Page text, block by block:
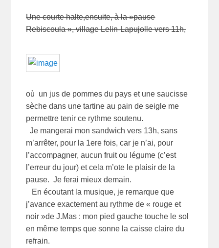
Une courte halte,ensuite, à la »pause
Rebiscoula », village Lelin-Lapujolle vers 11h,
où un jus de pommes du pays et une saucisse
sèche dans une tartine au pain de seigle me
permettre tenir ce rythme soutenu.
Je mangerai mon sandwich vers 13h, sans
m’arrêter, pour la 1ere fois, car je n’ai, pour
l’accompagner, aucun fruit ou légume (c’est
l’erreur du jour) et cela m’ote le plaisir de la
pause. Je ferai mieux demain.
En écoutant la musique, je remarque que
j’avance exactement au rythme de « rouge et
noir »de J.Mas : mon pied gauche touche le sol
en même temps que sonne la caisse claire du
refrain.